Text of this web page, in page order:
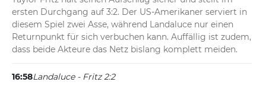
ersten Durchgang auf 3:2. Der US-Amerikaner serviert in
diesem Spiel zwei Asse, während Landaluce nur einen
Returnpunkt für sich verbuchen kann. Auffällig ist zudem,
dass beide Akteure das Netz bislang komplett meiden.
16:58Landaluce - Fritz 2:2